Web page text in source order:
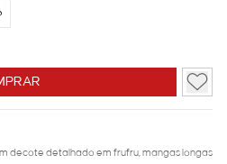
decote detalhado em frufru, mangas longas